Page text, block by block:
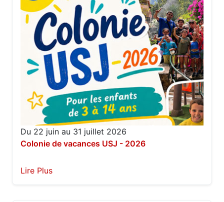
Du 22 juin au 31 juillet 2026
Colonie de vacances USJ - 2026
Lire Plus